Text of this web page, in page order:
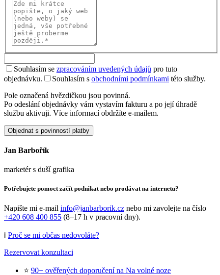
Souhlasím se zpracováním uvedených údajů pro tuto
objednávku.
Souhlasím s obchodními podmínkami této služby.
Pole označená hvězdičkou jsou povinná.
Po odeslání objednávky vám vystavím fakturu a po její úhradě
službu aktivuji. Více informací obdržíte e-mailem.
Objednat s povinností platby
Jan Barbořík
marketér s duší grafika
Potřebujete pomoct začít podnikat nebo prodávat na internetu?
Napište mi e-mail info@janbarborik.cz nebo mi zavolejte na číslo
+420 608 400 855 (8–17 h v pracovní dny).
ℹ️ Proč se mi občas nedovoláte?
Rezervovat konzultaci
⭐ 90+ ověřených doporučení na Na volné noze